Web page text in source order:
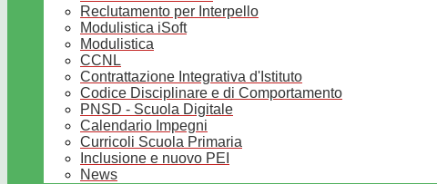
Reclutamento per Interpello
Modulistica iSoft
Modulistica
CCNL
Contrattazione Integrativa d'Istituto
Codice Disciplinare e di Comportamento
PNSD - Scuola Digitale
Calendario Impegni
Curricoli Scuola Primaria
Inclusione e nuovo PEI
News